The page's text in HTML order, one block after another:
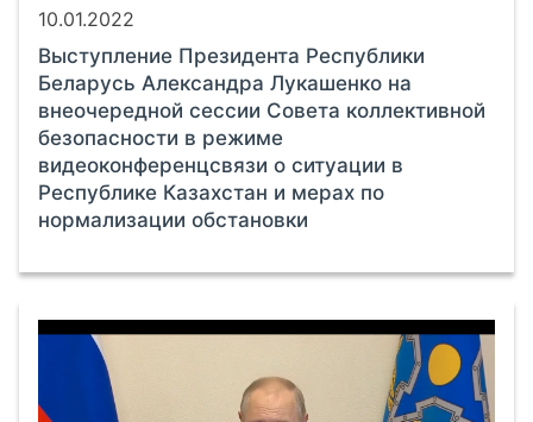
10.01.2022
Выступление Президента Республики
Беларусь Александра Лукашенко на
внеочередной сессии Совета коллективной
безопасности в режиме
видеоконференцсвязи о ситуации в
Республике Казахстан и мерах по
нормализации обстановки